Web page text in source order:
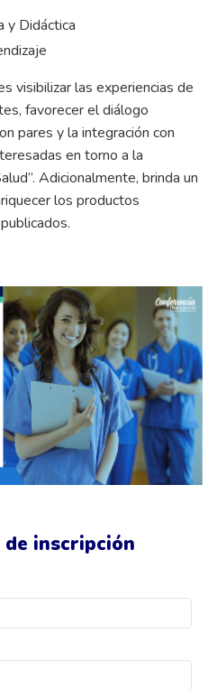
inscripción
y Didáctica
visibilizar las experiencias de
favorecer el diálogo
pares y la integración con
en torno a la
Adicionalmente, brinda un
los productos